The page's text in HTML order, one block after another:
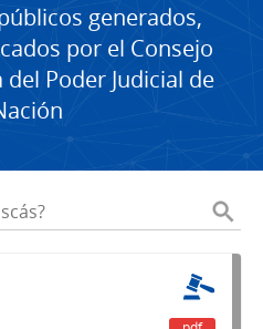
generados,
por el Consejo
Poder Judicial de